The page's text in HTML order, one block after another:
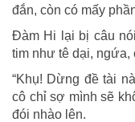
đắn, còn có mấy
Đàm Hi lại bị câu
tim như tê dại, ngứa,
“Khụ! Dừng đề tài
cô chỉ sợ mình sẽ
đói nhào lên.